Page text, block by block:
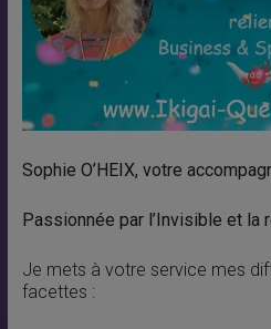
Sophie O’HEIX, votre
Passionnée par l’Invisible et la
Je mets à votre service mes
facettes :